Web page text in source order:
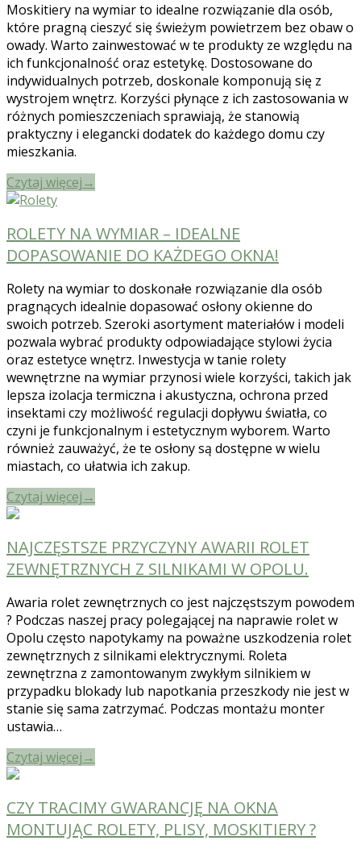
Moskitiery na wymiar to idealne rozwiązanie dla osób,
które pragną cieszyć się świeżym powietrzem bez obaw o
owady. Warto zainwestować w te produkty ze względu na
ich funkcjonalność oraz estetykę. Dostosowane do
indywidualnych potrzeb, doskonale komponują się z
wystrojem wnętrz. Korzyści płynące z ich zastosowania w
różnych pomieszczeniach sprawiają, że stanowią
praktyczny i elegancki dodatek do każdego domu czy
mieszkania.
Czytaj więcej→
ROLETY NA WYMIAR – IDEALNE
DOPASOWANIE DO KAŻDEGO OKNA!
Rolety na wymiar to doskonałe rozwiązanie dla osób
pragnących idealnie dopasować osłony okienne do
swoich potrzeb. Szeroki asortyment materiałów i modeli
pozwala wybrać produkty odpowiadające stylowi życia
oraz estetyce wnętrz. Inwestycja w tanie rolety
wewnętrzne na wymiar przynosi wiele korzyści, takich jak
lepsza izolacja termiczna i akustyczna, ochrona przed
insektami czy możliwość regulacji dopływu światła, co
czyni je funkcjonalnym i estetycznym wyborem. Warto
również zauważyć, że te osłony są dostępne w wielu
miastach, co ułatwia ich zakup.
Czytaj więcej→
NAJCZĘSTSZE PRZYCZYNY AWARII ROLET
ZEWNĘTRZNYCH Z SILNIKAMI W OPOLU.
Awaria rolet zewnętrznych co jest najczęstszym powodem
? Podczas naszej pracy polegającej na naprawie rolet w
Opolu często napotykamy na poważne uszkodzenia rolet
zewnętrznych z silnikami elektrycznymi. Roleta
zewnętrzna z zamontowanym zwykłym silnikiem w
przypadku blokady lub napotkania przeszkody nie jest w
stanie się sama zatrzymać. Podczas montażu monter
ustawia…
Czytaj więcej→
CZY TRACIMY GWARANCJĘ NA OKNA
MONTUJĄC ROLETY, PLISY, MOSKITIERY ?